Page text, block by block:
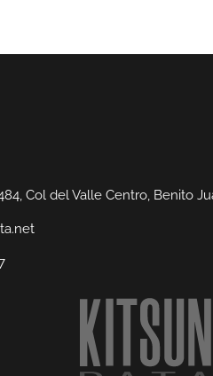
Col del Valle Centro, Benito